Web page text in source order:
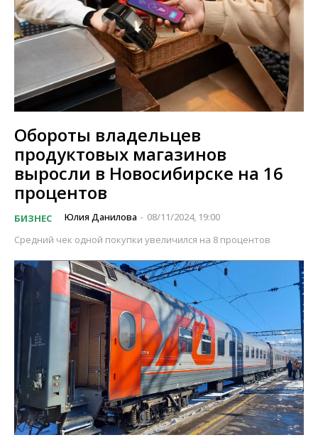
Обороты владельцев
продуктовых магазинов
выросли в Новосибирске на 16
процентов
БИЗНЕС Юлия Данилова - 08/11/2024, 19:00
Средний чек одной покупки увеличился на 8 процентов